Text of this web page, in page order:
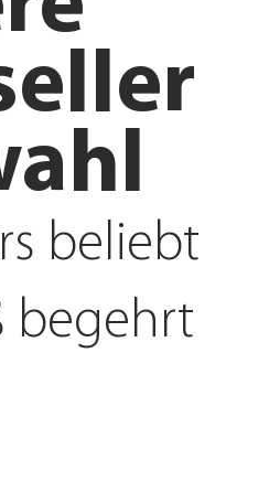
beliebt
begehrt